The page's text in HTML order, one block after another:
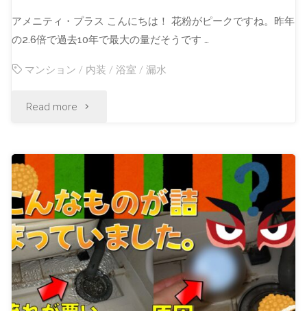
アメニティ・プラス こんにちは！ 花粉がピークですね。昨年
の2.6倍で過去10年で最大の量だそうです …
マンション / 内装 /浴室 /漏水
Read more